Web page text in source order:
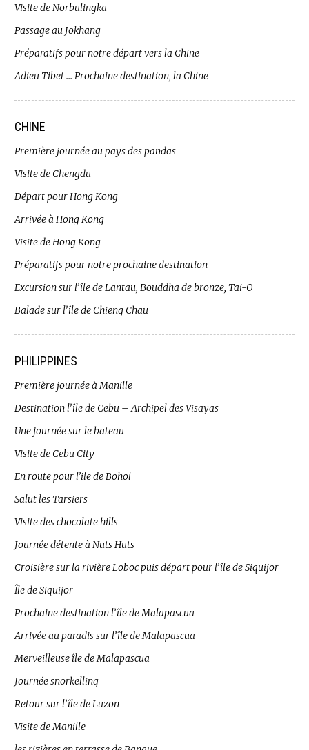
Visite de Norbulingka
Passage au Jokhang
Préparatifs pour notre départ vers la Chine
Adieu Tibet … Prochaine destination, la Chine
CHINE
Première journée au pays des pandas
Visite de Chengdu
Départ pour Hong Kong
Arrivée à Hong Kong
Visite de Hong Kong
Préparatifs pour notre prochaine destination
Excursion sur l’île de Lantau, Bouddha de bronze, Tai-O
Balade sur l’île de Chieng Chau
PHILIPPINES
Première journée à Manille
Destination l’île de Cebu – Archipel des Visayas
Une journée sur le bateau
Visite de Cebu City
En route pour l’ile de Bohol
Salut les Tarsiers
Visite des chocolate hills
Journée détente à Nuts Huts
Croisière sur la rivière Loboc puis départ pour l’île de Siquijor
Île de Siquijor
Prochaine destination l’île de Malapascua
Arrivée au paradis sur l’île de Malapascua
Merveilleuse île de Malapascua
Journée snorkelling
Retour sur l’île de Luzon
Visite de Manille